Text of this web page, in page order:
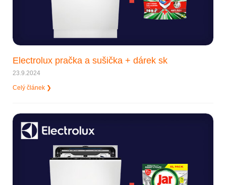
Electrolux pračka a sušička + dárek sk
23.9.2024
Celý článek ❯